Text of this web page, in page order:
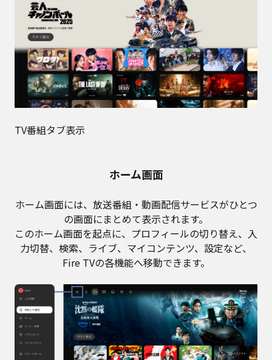
TV番組タブ表示
ホーム画面
ホーム画面には、放送番組・動画配信サービスがひとつ
の画面にまとめて表示されます。
このホーム画面を起点に、プロフィールの切り替え、入
力切替、検索、ライブ、マイコンテンツ、設定など、
Fire TVの各機能へ移動できます。